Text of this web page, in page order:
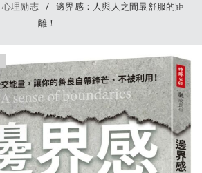
心理励志 / 邊界感：人與人之間最舒服的距
離！